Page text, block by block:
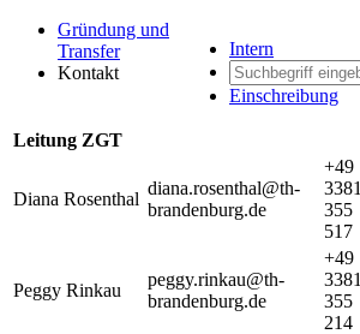
Intern
Einschreibung
Gründung und
Transfer
Kontakt
Leitung ZGT
Diana Rosenthal
diana.rosenthal@th-
brandenburg.de
+49
3381
355
517
Peggy Rinkau
peggy.rinkau@th-
brandenburg.de
+49
3381
355
214